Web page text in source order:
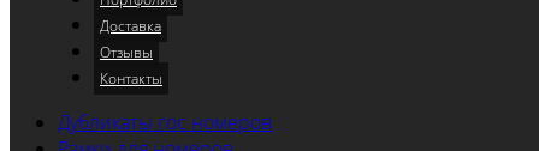
Доставка
Отзывы
Контакты
Дубликаты гос номеров